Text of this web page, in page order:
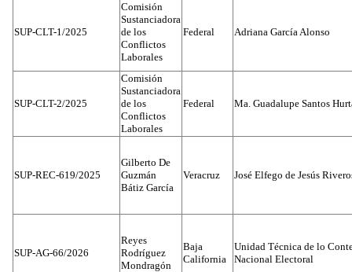
SUP-CLT-1/2025
Comisión
Sustanciadora
de los
Conflictos
Laborales
Federal Adriana García Alonso
SUP-CLT-2/2025
Comisión
Sustanciadora
de los
Conflictos
Laborales
Federal Ma. Guadalupe Santos
SUP-REC-619/2025
Gilberto De
Guzmán
Bátiz García
Veracruz José Elfego de Jesús
SUP-AG-66/2026
Reyes
Rodríguez
Mondragón
Baja
California
Unidad Técnica de lo
Nacional Electoral